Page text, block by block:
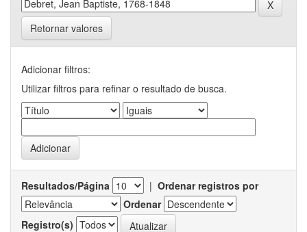
Retornar valores
Adicionar filtros:
Utilizar filtros para refinar o resultado de busca.
Resultados/Página | Ordenar registros por
Ordenar
Registro(s)